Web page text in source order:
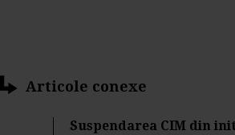
Articole conexe
Suspendarea CIM din